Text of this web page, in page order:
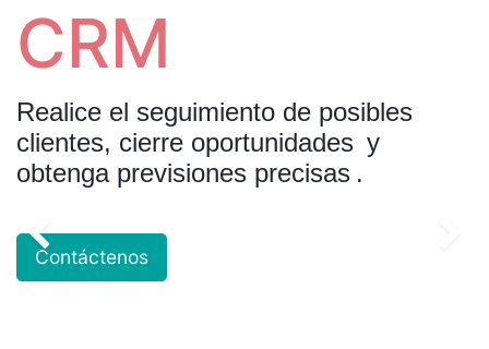
CRM
Realice el seguimiento de posibles
clientes, cierre oportunidades y
obtenga previsiones precisas .
Contáctenos